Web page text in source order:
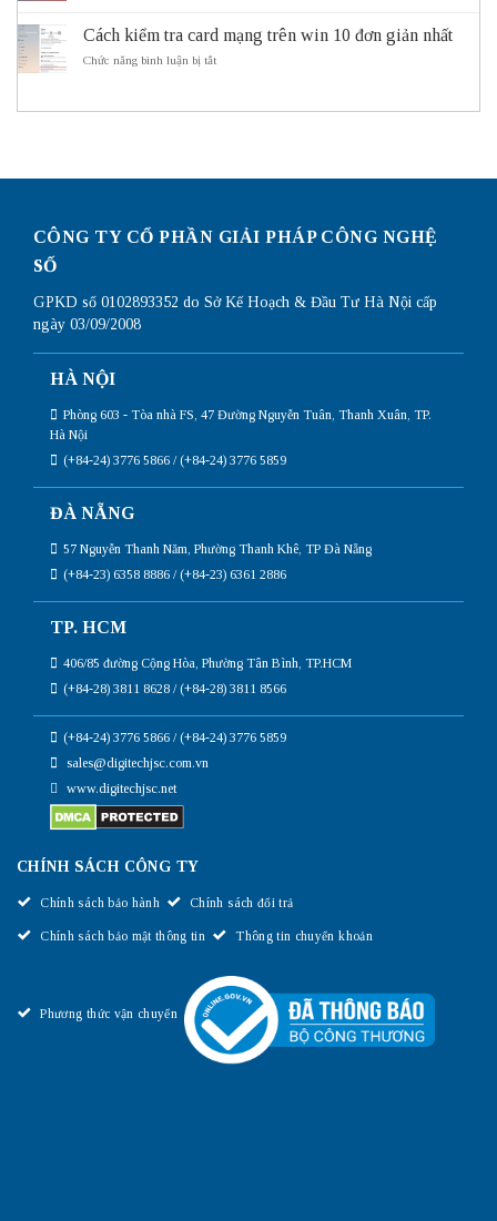
ITS
sử
dụng
Subnetting
cấu
Cách kiểm tra card mạng trên win 10 đơn giản nhất
Chức năng bình luận bị tắtở
tra
nhất
CÔNG TY CỔ PHẦN GIẢI PHÁP CÔNG NGHỆ
SỐ
GPKD số 0102893352 do Sở Kế Hoạch & Đầu Tư Hà Nội cấp
ngày 03/09/2008
HÀ NỘI
Phòng 603 - Tòa nhà FS, 47 Đường Nguyễn Tuân, Thanh Xuân, TP.
Hà Nội
(+84-24) 3776 5866 / (+84-24) 3776 5859
ĐÀ NẴNG
57 Nguyễn Thanh Năm, Phường Thanh Khê, TP Đà Nẵng
(+84-23) 6358 8886 / (+84-23) 6361 2886
TP. HCM
406/85 đường Cộng Hòa, Phường Tân Bình, TP.HCM
(+84-28) 3811 8628 / (+84-28) 3811 8566
(+84-24) 3776 5866 / (+84-24) 3776 5859
sales@digitechjsc.com.vn
www.digitechjsc.net
CHÍNH SÁCH CÔNG TY
Chính sách bảo hành Chính sách đổi trả
Chính sách bảo mật thông tin Thông tin chuyển khoản
Phương thức vận chuyển